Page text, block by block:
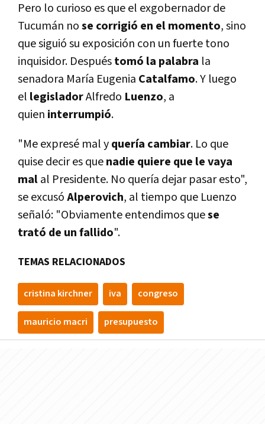
Pero lo curioso es que el exgobernador de
Tucumán nose corrigió en el momento, sino
que siguió su exposición con un fuerte tono
inquisidor. Despuéstomó la palabra la
senadora Marí­a Eugenia Catalfamo. Y luego
el legisladorAlfredo Luenzo, a
quien interrumpió.
"Me expresé mal yquerí­a cambiar. Lo que
quise decir es quenadie quiere que le vaya
malal Presidente. No querí­a dejar pasar esto",
se excusóAlperovich, al tiempo que Luenzo
señaló: "Obviamente entendimos quese
trató de un fallido".
TEMAS RELACIONADOS
cristina kirchner iva congreso
mauricio macri presupuesto